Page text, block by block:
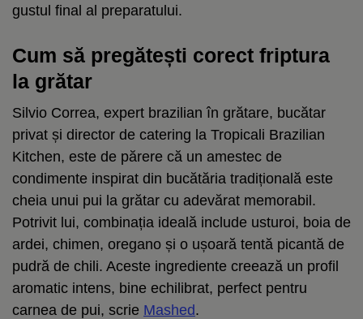
gustul final al preparatului.
Cum să pregătești corect friptura
la grătar
Silvio Correa, expert brazilian în grătare, bucătar
privat și director de catering la Tropicali Brazilian
Kitchen, este de părere că un amestec de
condimente inspirat din bucătăria tradițională este
cheia unui pui la grătar cu adevărat memorabil.
Potrivit lui, combinația ideală include usturoi, boia de
ardei, chimen, oregano și o ușoară tentă picantă de
pudră de chili. Aceste ingrediente creează un profil
aromatic intens, bine echilibrat, perfect pentru
carnea de pui, scrie Mashed.